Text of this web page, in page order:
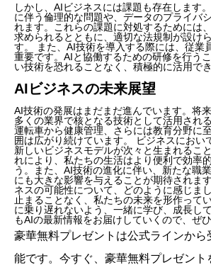
しかし、AIビジネスには課題も存在します
に伴う倫理的な問題や、データのプライバ
れます。これらの課題に対処するためには
求められるとともに、適切な法規制が設け
す。 また、AI技術を導入する際には、従業
重要です。AIと協働するための研修を行う
い技術を恐れることなく、積極的に活用で
AIビジネスの未来展望
AI技術の発展はまだまだ進んでいます。将
多くの業界で核となる技術として活用され
運転車から健康管理、さらには教育分野に
囲は広がり続けています。 ビジネスにおい
新しいビジネスモデルが次々と生まれるこ
れにより、私たちの生活はより便利で効率
う。また、AI技術の進化に伴い、新たな職
にも大きな影響を与えることが期待されま
ネスの可能性について、どのように感じま
止まることなく、私たちの未来を形作って
に乗り遅れないよう、一緒に学び、成長し
もAIの最新情報をお届けしていくので、ぜ
豪華無料プレゼントは公式ラインから
能です。今すぐ、豪華無料プレゼント